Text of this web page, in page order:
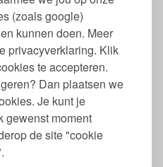
(zoals google)
kunnen doen. Meer
privacyverklaring. Klik
te accepteren.
Dan plaatsen we
Je kunt je
gewenst moment
de site "cookie
en tevens Puzzel